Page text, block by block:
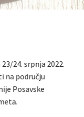
24. srpnja 2022.
na području
Posavske